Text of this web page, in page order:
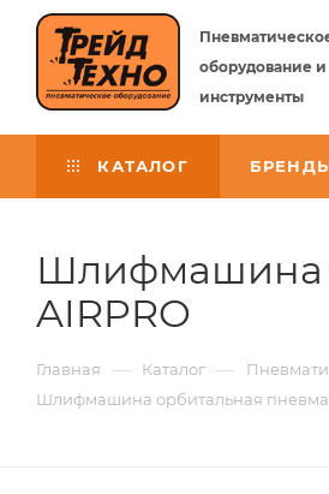
оборудование и
инструменты
КАТАЛОГ
Шлифмашина
AIRPRO
Главная — Каталог —
Шлифмашина орбитальная